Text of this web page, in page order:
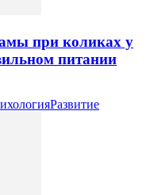
при коликах у
питании
Развитие